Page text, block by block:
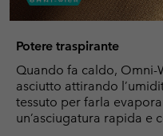
Potere traspirante
Quando fa caldo,
asciutto attirando
tessuto per farla
un’asciugatura rapida e